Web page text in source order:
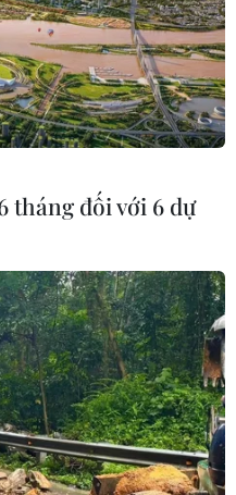
thử” an
tục tấn
nhất
tháng đối với 6 dự